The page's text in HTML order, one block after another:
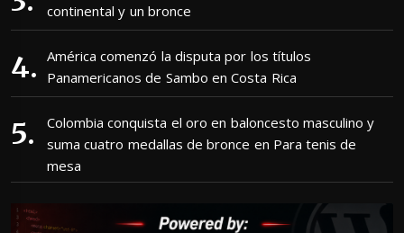
continental y un bronce
América comenzó la disputa por los títulos
Panamericanos de Sambo en Costa Rica
Colombia conquista el oro en baloncesto masculino y
suma cuatro medallas de bronce en Para tenis de
mesa